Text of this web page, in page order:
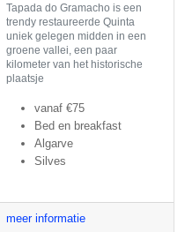
Tapada do Gramacho is een
trendy restaureerde Quinta
uniek gelegen midden in een
groene vallei, een paar
kilometer van het historische
plaatsje
vanaf €75
Bed en breakfast
Algarve
Silves
meer informatie